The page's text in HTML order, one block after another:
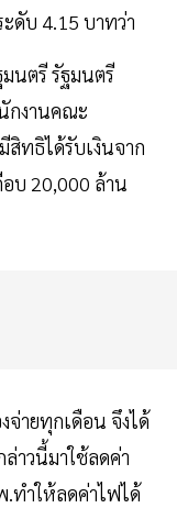
ดับ 4.15 บาทว่า
นตรี รัฐมนตรี
กงานคณะ
สิทธิได้รับเงินจาก
บ 20,000 ล้าน
ายทุกเดือน จึงได้
าวนี้มาใช้ลดค่า
ทำให้ลดค่าไฟได้